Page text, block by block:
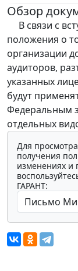
Обзор
В связи с
положения о
организации
аудиторов,
указанных
будут
Федеральным
отдельных
Для
получения
изменениях и
ГАРАНТ: